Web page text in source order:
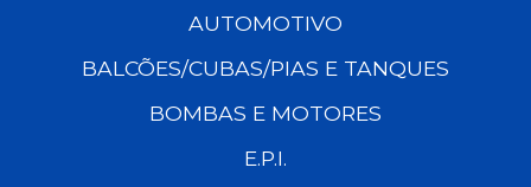
AUTOMOTIVO
BALCÕES/CUBAS/PIAS E TANQUES
BOMBAS E MOTORES
E.P.I.